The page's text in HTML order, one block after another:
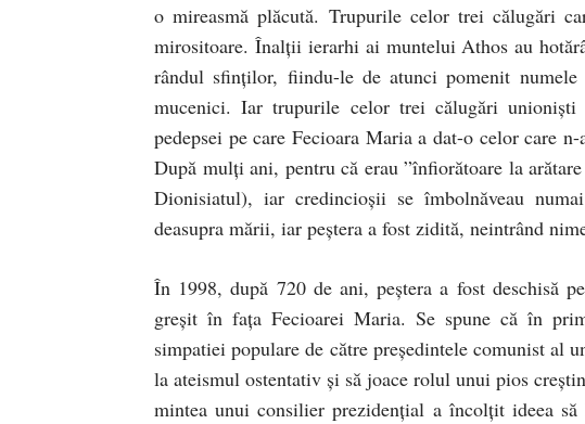
o mireasmă plăcută. Trupurile celor trei călugări
mirositoare. Înalţii ierarhi ai muntelui Athos au
rândul sfinţilor, fiindu-le de atunci pomenit
mucenici. Iar trupurile celor trei călugări
pedepsei pe care Fecioara Maria a dat-o celor care
După mulţi ani, pentru că erau ”înfiorătoare la
Dionisiatul), iar credincioşii se îmbolnăveau
deasupra mării, iar peştera a fost zidită, neintrând
În 1998, după 720 de ani, peştera a fost deschisă
greşit în faţa Fecioarei Maria. Se spune că în
simpatiei populare de către preşedintele comunist al
la ateismul ostentativ şi să joace rolul unui pios
mintea unui consilier prezidenţial a încolţit ideea